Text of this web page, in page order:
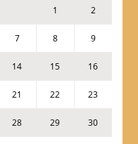
1 2
7 8 9
14 15 16
21 22 23
28 29 30